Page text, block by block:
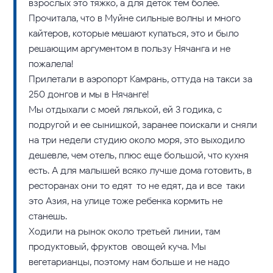
взрослых это тяжко, а для деток тем более.
Прочитала, что в Муйне сильные волны и много
кайтеров, которые мешают купаться, это и было
решающим аргументом в пользу Нячанга и не
пожалела!
Прилетали в аэропорт Камрань, оттуда на такси за
250 донгов и мы в Нячанге!
Мы отдыхали с моей лялькой, ей 3 годика, с
подругой и ее сынишкой, заранее поискали и сняли
на три недели студию около моря, это выходило
дешевле, чем отель, плюс еще большой, что кухня
есть. А для малышей всяко лучше дома готовить, в
ресторанах они то едят-то не едят, да и все-таки
это Азия, на улице тоже ребенка кормить не
станешь.
Ходили на рынок около третьей линии, там
продуктовый, фруктов-овощей куча. Мы
вегетарианцы, поэтому нам больше и не надо